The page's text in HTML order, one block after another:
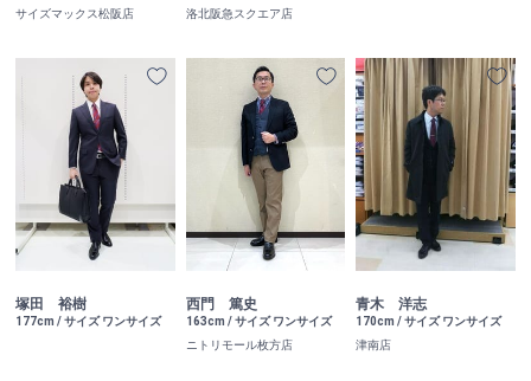
サイズマックス松阪店
洛北阪急スクエア店
塚田 裕樹
177cm / サイズ ワンサイズ
西門 篤史
163cm / サイズ ワンサイズ
ニトリモール枚方店
青木 洋志
170cm / サイズ ワンサイズ
津南店